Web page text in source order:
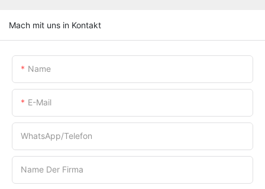
Mach mit uns in Kontakt
Name
E-Mail
WhatsApp/Telefon
Name Der Firma